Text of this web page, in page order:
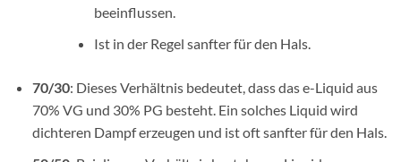
beeinflussen.
Ist in der Regel sanfter für den Hals.
70/30: Dieses Verhältnis bedeutet, dass das e-Liquid aus
70% VG und 30% PG besteht. Ein solches Liquid wird
dichteren Dampf erzeugen und ist oft sanfter für den Hals.